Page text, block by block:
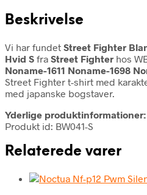
Beskrivelse
Vi har fundet Street Fighter
Hvid S fra Street Fighter hos
Noname-1611 Noname-1698
Street Fighter t-shirt med
med japanske bogstaver.
Yderlige produktinformationer:
Produkt id: BW041-S
Relaterede varer